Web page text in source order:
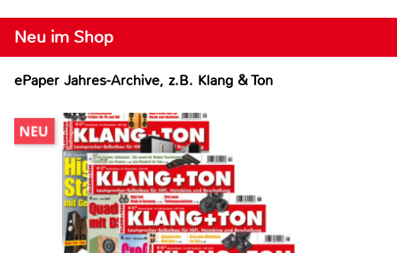
Neu im Shop
ePaper Jahres-Archive, z.B. Klang & Ton